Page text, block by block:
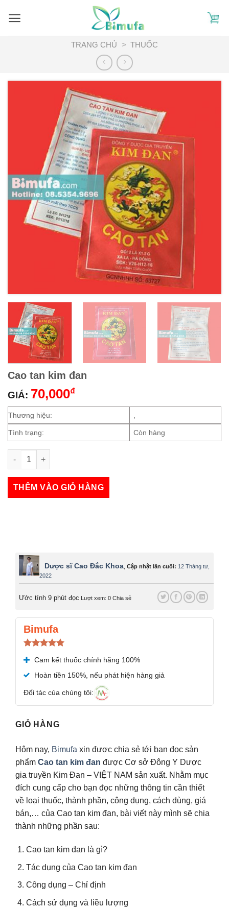
TRANG CHỦ
> THUỐC
Cao tan kim đan
GIÁ: 70,000₫
Thương hiệu: ,
Tình trạng: Còn hàng
THÊM VÀO GIỎ HÀNG
Dược sĩ Cao Đắc Khoa Cập nhật lần cuối: 12 Tháng tư,
2022
Ước tính 9 phút đọc Lượt xem: 0 Chia sẻ
Bimufa
Được xếp
hạng5.00
5 sao
Cam kết thuốc chính hãng 100%
Hoàn tiền 150%, nếu phát hiện hàng giả
Đối tác của chúng tôi:
GIỎ HÀNG
Hôm nay, Bimufa xin được chia sẻ tới bạn đọc sản
phẩm Cao tan kim đan được Cơ sở Ðông Y Dược
gia truyền Kim Đan – VIỆT NAM sản xuất. Nhằm mục
đích cung cấp cho bạn đọc những thông tin cần thiết
về loại thuốc, thành phần, công dụng, cách dùng, giá
bán,… của Cao tan kim đan, bài viết này mình sẽ chia
thành những phần sau:
Cao tan kim đan là gì?
Tác dụng của Cao tan kim đan
Công dụng – Chỉ định
Cách sử dụng và liều lượng